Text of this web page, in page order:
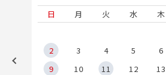
日
月 火 水 木
2
3 4 5 6
9
10 11 12 13